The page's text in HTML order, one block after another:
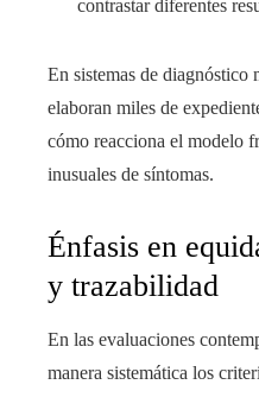
contrastar diferentes
En sistemas de diagnóstico
elaboran miles de
cómo reacciona el modelo
inusuales de síntomas.
Énfasis en
y trazabilidad
En las evaluaciones
manera sistemática los